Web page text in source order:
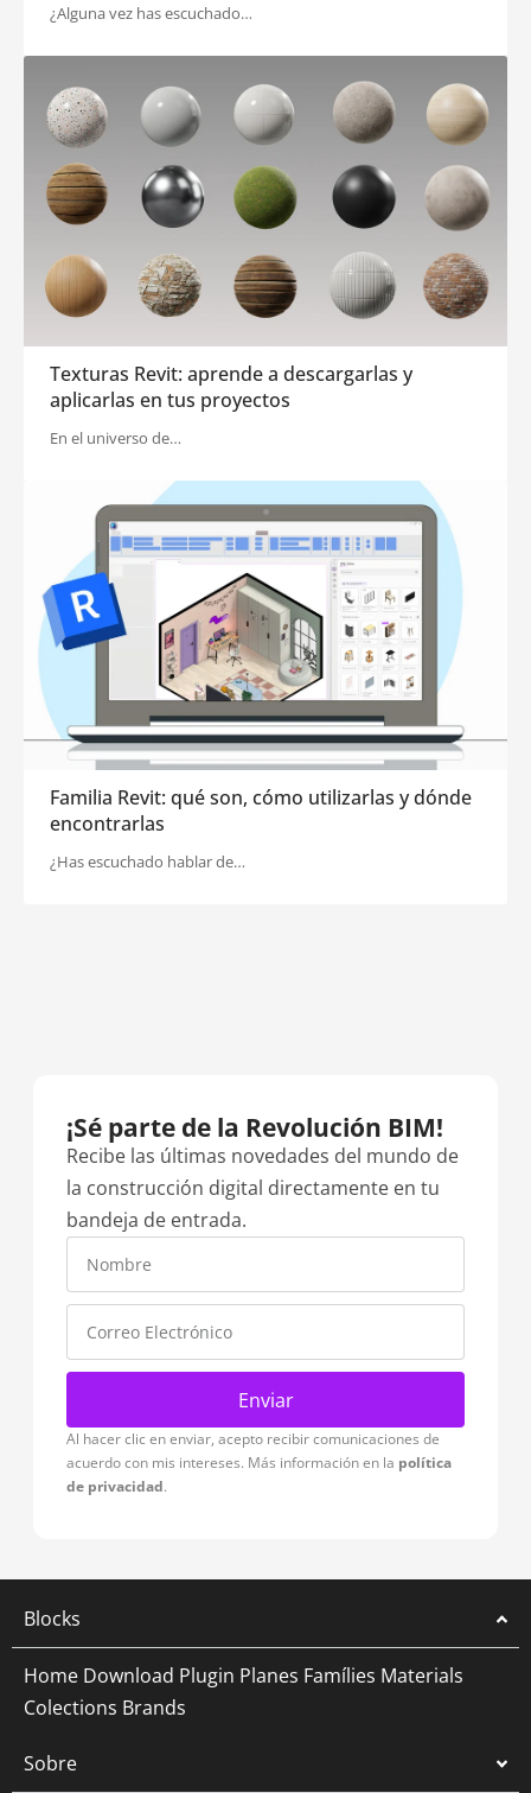
¿Alguna vez has escuchado…
Texturas Revit: aprende a descargarlas y
aplicarlas en tus proyectos
En el universo de…
Familia Revit: qué son, cómo utilizarlas y dónde
encontrarlas
¿Has escuchado hablar de…
¡Sé parte de la Revolución BIM!
Recibe las últimas novedades del mundo de
la construcción digital directamente en tu
bandeja de entrada.
Enviar
Al hacer clic en enviar, acepto recibir comunicaciones de
acuerdo con mis intereses. Más información en la política
de privacidad.
Blocks
Home Download Plugin Planes Famílies Materials
Colections Brands
Sobre